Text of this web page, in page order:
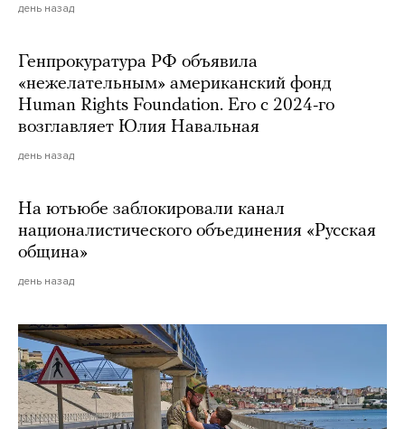
день назад
Генпрокуратура РФ объявила
«нежелательным» американский фонд
Human Rights Foundation. Его с 2024-го
возглавляет Юлия Навальная
день назад
На ютьюбе заблокировали канал
националистического объединения «Русская
община»
день назад